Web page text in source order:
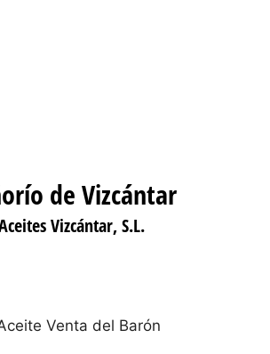
de Vizcántar
Vizcántar, S.L.